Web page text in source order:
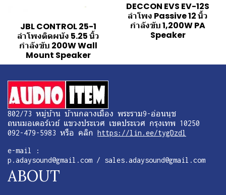
JBL CONTROL 25-1
ลำโพงติดผนัง 5.25 นิ้ว
กำลังขับ 200W Wall
Mount Speaker
DECCON EVS EV-12S
ลำโพง Passive 12 นิ้ว
กำลังขับ 1,200W PA
Speaker
802/73 หมู่บ้าน บ้านกลางเมือง พระราม9-อ่อนนุช
ถนนมอเตอร์เวย์ แขวงประเวศ เขตประเวศ กรุงเทพ 10250
092-479-5983 หรือ คลิก https://lin.ee/tygDzdl
e-mail :
p.adaysound@gmail.com / sales.adaysound@gmail.com
ABOUT